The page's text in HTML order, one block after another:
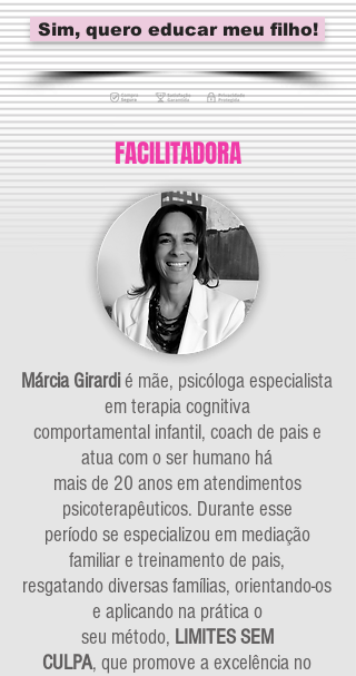
Sim, quero educar meu filho!
Márcia Girardié mãe, psicóloga especialista
em terapia cognitiva
comportamental infantil, coach de pais e
atua com o ser humano há
mais de 20 anos em atendimentos
psicoterapêuticos. Durante esse
período se especializou em mediação
familiar e treinamento de pais,
resgatando diversas famílias, orientando-os
e aplicando na prática o
seu método, LIMITES SEM
CULPA, que promove a excelência no
FACILITADORA